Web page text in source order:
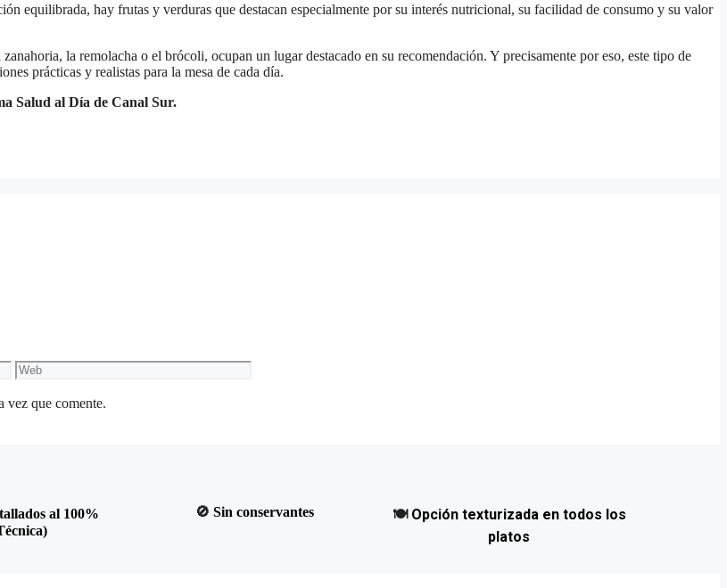
equilibrada, hay frutas y verduras que destacan especialmente por su interés nutricional, su facilidad de consumo y su valor
la remolacha o el brócoli, ocupan un lugar destacado en su recomendación. Y precisamente por eso, este tipo de
prácticas y realistas para la mesa de cada día.
Salud al Día de Canal Sur.
vez que comente.
al 100%
🚫 Sin conservantes 🍽️ Opción texturizada en todos los
platos